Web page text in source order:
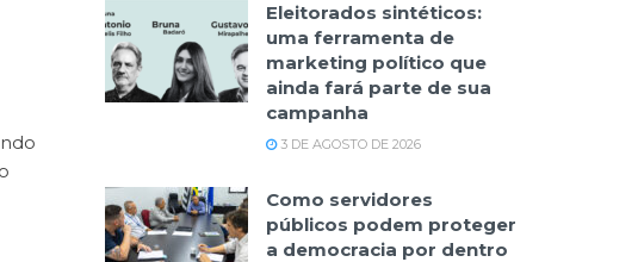
Eleitorados sintéticos:
uma ferramenta de
marketing político que
ainda fará parte de sua
campanha
3 DE AGOSTO DE 2026
Como servidores
públicos podem proteger
a democracia por dentro